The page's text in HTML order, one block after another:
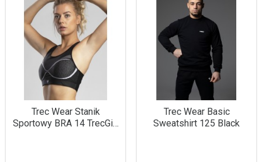
Trec Wear Stanik
Sportowy BRA 14 TrecGirl
Trec Wear Basic
Sweatshirt 125 Black